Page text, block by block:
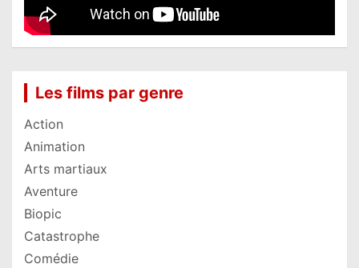
Les films par genre
Action
Animation
Arts martiaux
Aventure
Biopic
Catastrophe
Comédie